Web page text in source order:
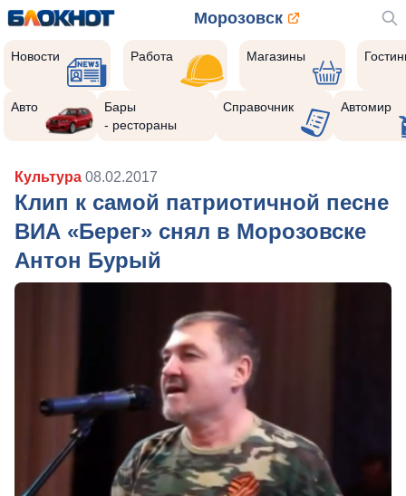
Морозовск
Новости Работа Магазины
Авто
Бары
- рестораны
Справочник Автомир
Культура 08.02.2017
Клип к самой патриотичной песне
ВИА «Берег» снял в Морозовске
Антон Бурый